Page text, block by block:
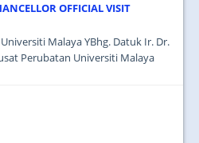
OFFICIAL VISIT
Malaya YBhg. Datuk Ir. Dr.
Perubatan Universiti Malaya